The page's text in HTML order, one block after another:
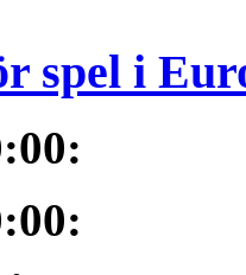
spel i
:
: